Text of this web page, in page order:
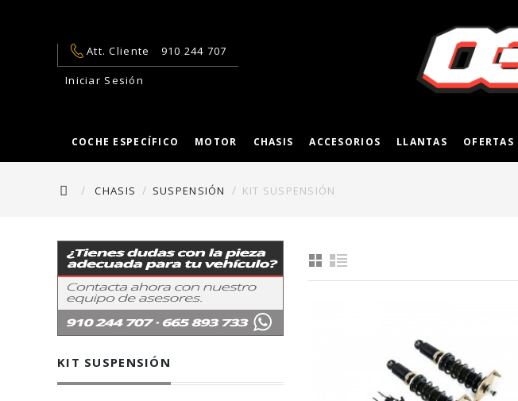
Iniciar Sesión
Att. Cliente
910 244 707
COCHE ESPECÍFICO MOTOR CHASIS ACCESORIOS LLANTAS OFERTAS
CHASIS SUSPENSIÓN KIT SUSPENSIÓN
KIT SUSPENSIÓN